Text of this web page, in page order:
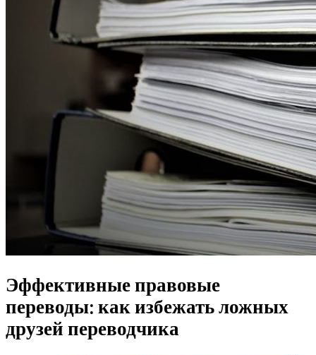
Эффективные правовые
переводы: как избежать ложных
друзей переводчика